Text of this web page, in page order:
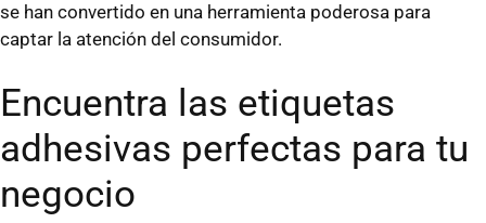
se han convertido en una herramienta poderosa para
captar la atención del consumidor.
Encuentra las etiquetas
adhesivas perfectas para tu
negocio